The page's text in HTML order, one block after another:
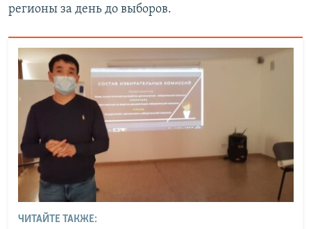
регионы за день до выборов.
ЧИТАЙТЕ ТАКЖЕ: